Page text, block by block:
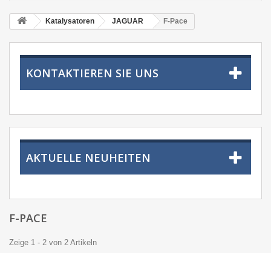
Katalysatoren JAGUAR F-Pace
KONTAKTIEREN SIE UNS
AKTUELLE NEUHEITEN
F-PACE
Zeige 1 - 2 von 2 Artikeln